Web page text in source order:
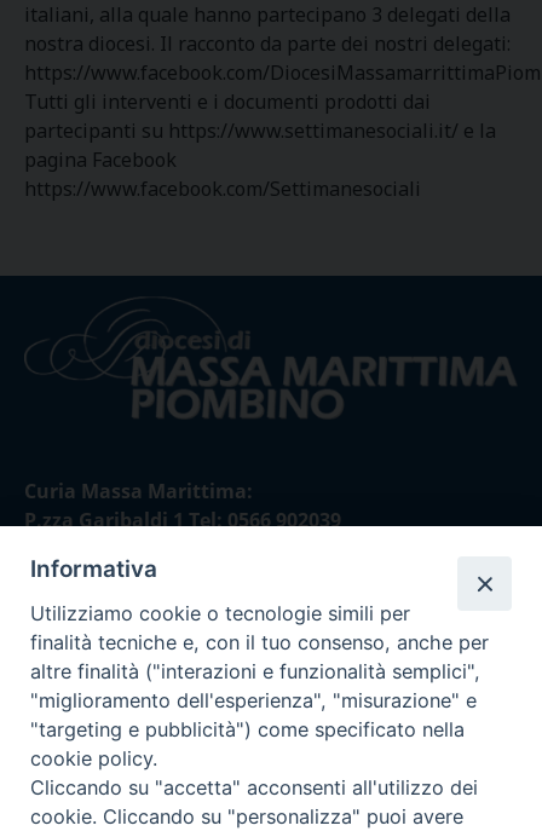
italiani, alla quale hanno partecipano 3 delegati della
nostra diocesi. Il racconto da parte dei nostri delegati:
https://www.facebook.com/
Tutti gli interventi e i documenti prodotti dai
partecipanti su https://www.settimanesociali.it/ e la
pagina Facebook
https://www.facebook.com/Settimanesociali
Curia Massa Marittima:
P.zza Garibaldi 1 Tel: 0566 902039
Curia Piombino:
Via Don Minzoni,58/A Tel e Fax: 0565 32036
E-mail:
curia@diocesimassamarittima.it
Informativa
Utilizziamo cookie o tecnologie simili per
finalità tecniche e, con il tuo consenso, anche per
altre finalità ("interazioni e funzionalità semplici",
"miglioramento dell'esperienza", "misurazione" e
"targeting e pubblicità") come specificato nella
cookie policy.
Cliccando su "accetta" acconsenti all'utilizzo dei
cookie. Cliccando su "personalizza" puoi avere